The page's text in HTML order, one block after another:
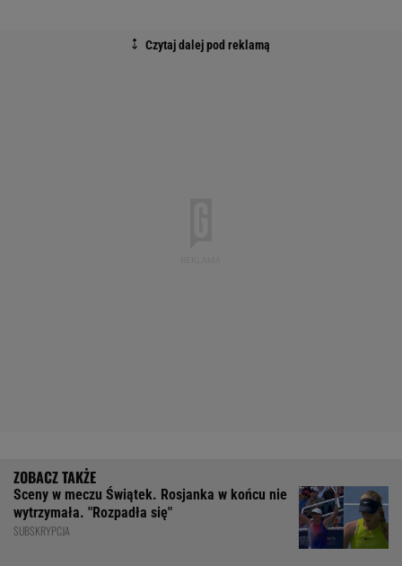
Sceny w meczu Świątek. Rosjanka w końcu nie
wytrzymała. "Rozpadła się"
SUBSKRYPCJA